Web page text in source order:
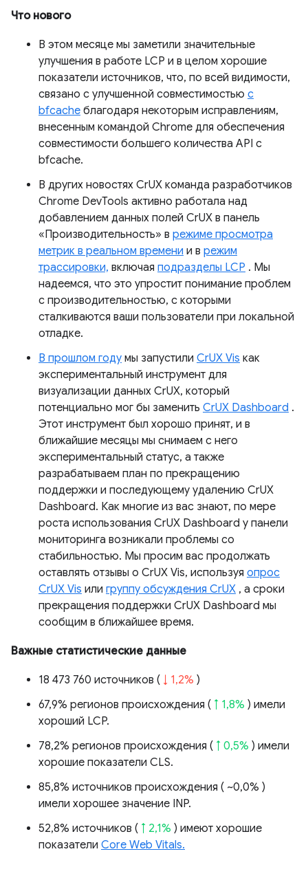
Что нового
В этом месяце мы заметили значительные
улучшения в работе LCP и в целом хорошие
показатели источников, что, по всей видимости,
связано с улучшенной совместимостью с
bfcache благодаря некоторым исправлениям,
внесенным командой Chrome для обеспечения
совместимости большего количества API с
bfcache.
В других новостях CrUX команда разработчиков
Chrome DevTools активно работала над
добавлением данных полей CrUX в панель
«Производительность» в режиме просмотра
метрик в реальном времени и в режим
трассировки, включая подразделы LCP . Мы
надеемся, что это упростит понимание проблем
с производительностью, с которыми
сталкиваются ваши пользователи при локальной
отладке.
В прошлом году мы запустили CrUX Vis как
экспериментальный инструмент для
визуализации данных CrUX, который
потенциально мог бы заменить CrUX Dashboard .
Этот инструмент был хорошо принят, и в
ближайшие месяцы мы снимаем с него
экспериментальный статус, а также
разрабатываем план по прекращению
поддержки и последующему удалению CrUX
Dashboard. Как многие из вас знают, по мере
роста использования CrUX Dashboard у панели
мониторинга возникали проблемы со
стабильностью. Мы просим вас продолжать
оставлять отзывы о CrUX Vis, используя опрос
CrUX Vis или группу обсуждения CrUX , а сроки
прекращения поддержки CrUX Dashboard мы
сообщим в ближайшее время.
Важные статистические данные
18 473 760 источников ( ↓ 1,2% )
67,9% регионов происхождения ( ↑ 1,8% ) имели
хороший LCP.
78,2% регионов происхождения ( ↑ 0,5% ) имели
хорошие показатели CLS.
85,8% источников происхождения ( ~0,0% )
имели хорошее значение INP.
52,8% источников ( ↑ 2,1% ) имеют хорошие
показатели Core Web Vitals.